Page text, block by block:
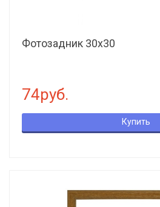
Фотозадник 30х30
74руб.
Купить